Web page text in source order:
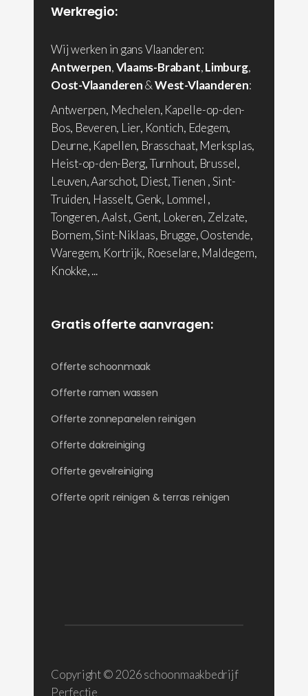
Werkregio:
Wij werken in gans Vlaanderen:
Antwerpen,Vlaams-Brabant,Limburg,
Oost-Vlaanderen&West-Vlaanderen:
Antwerpen, Mechelen, Kapelle-op-den-
Bos, Beveren, Lier, Kontich, Edegem,
Deurne, Kapellen, Brasschaat, Merksplas,
Heist-op-den-Berg, Turnhout, Brussel,
Leuven, Aarschot, Diest, Tienen , Sint-
Truiden, Hasselt, Genk, Lommel ,
Tongeren, Aalst , Gent, Lokeren, Zelzate,
Bornem, Sint-Niklaas, Brugge, Oostende,
Waregem, Kortrijk, Roeselare, Maldegem,
Knokke, ...
Gratis offerte aanvragen:
Offerte schoonmaak
Offerte ramen wassen
Offerte zonnepanelen reinigen
Offerte dakreiniging
Offerte gevelreiniging
Offerte oprit reinigen & terras reinigen
Copyright © 2026 schoonmaakbedrijf
Perfectie